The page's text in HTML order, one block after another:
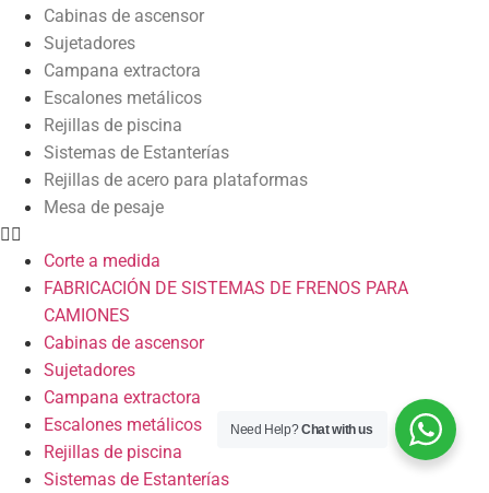
Cabinas de ascensor
Sujetadores
Campana extractora
Escalones metálicos
Rejillas de piscina
Sistemas de Estanterías
Rejillas de acero para plataformas
Mesa de pesaje
Corte a medida
FABRICACIÓN DE SISTEMAS DE FRENOS PARA
CAMIONES
Cabinas de ascensor
Sujetadores
Campana extractora
Escalones metálicos
Rejillas de piscina
Sistemas de Estanterías
Need Help?Chat with us